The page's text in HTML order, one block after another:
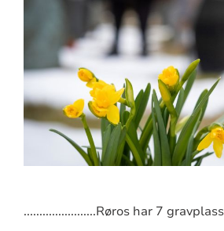
.......................Røros har 7